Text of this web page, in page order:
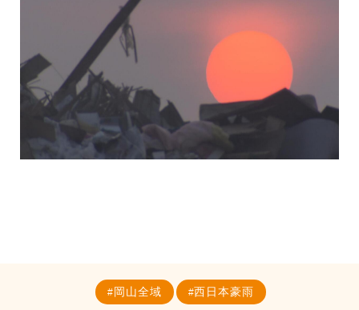
岡山全域 西日本豪雨